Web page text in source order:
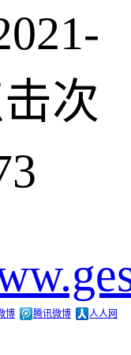
次
博 腾讯微博
人人网